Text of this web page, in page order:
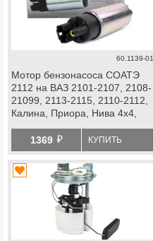
60.1139-01
Мотор бензонасоса СОАТЭ
2112 на ВАЗ 2101-2107, 2108-
21099, 2113-2115, 2110-2112,
Калина, Приора, Нива 4х4,
1369 й КУПИТЬ